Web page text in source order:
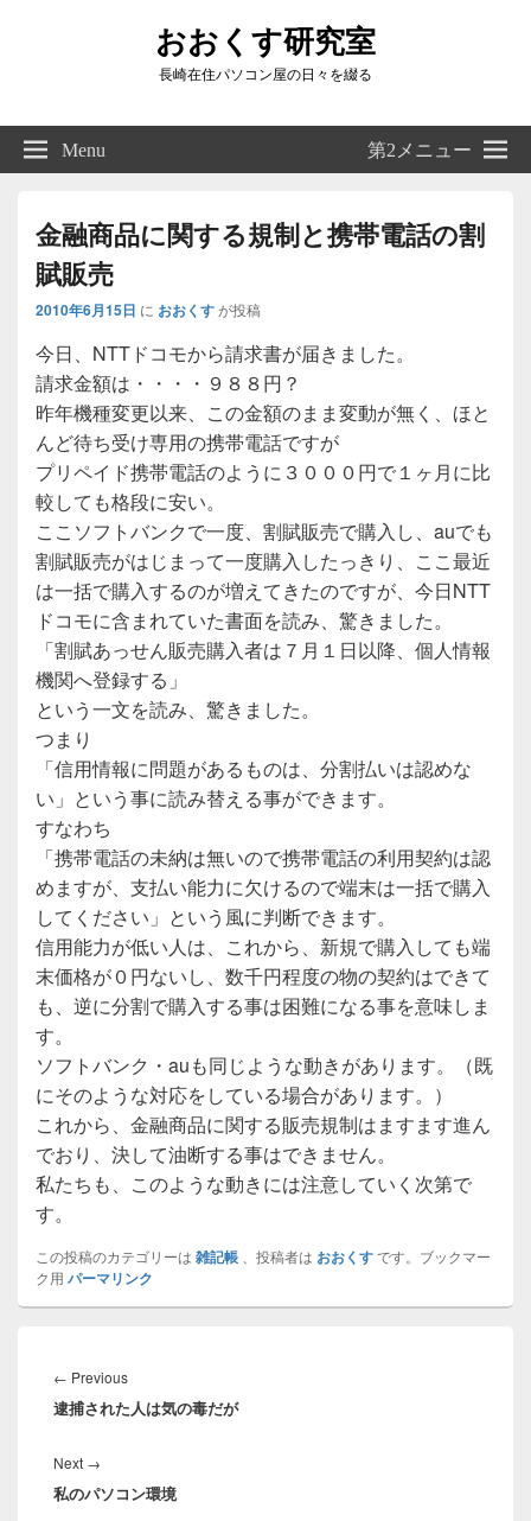
おおくす研究室
長崎在住パソコン屋の日々を綴る
Right
Sidebar
Widget
Menu 第2メニュー
金融商品に関する規制と携帯電話の割
賦販売
2010年6月15日 に おおくすが投稿
今日、NTTドコモから請求書が届きました。
請求金額は・・・・９８８円？
昨年機種変更以来、この金額のまま変動が無く、ほと
んど待ち受け専用の携帯電話ですが
プリペイド携帯電話のように３０００円で１ヶ月に比
較しても格段に安い。
ここソフトバンクで一度、割賦販売で購入し、auでも
割賦販売がはじまって一度購入したっきり、ここ最近
は一括で購入するのが増えてきたのですが、今日NTT
ドコモに含まれていた書面を読み、驚きました。
「割賦あっせん販売購入者は７月１日以降、個人情報
機関へ登録する」
という一文を読み、驚きました。
つまり
「信用情報に問題があるものは、分割払いは認めな
い」という事に読み替える事ができます。
すなわち
「携帯電話の未納は無いので携帯電話の利用契約は認
めますが、支払い能力に欠けるので端末は一括で購入
してください」という風に判断できます。
信用能力が低い人は、これから、新規で購入しても端
末価格が０円ないし、数千円程度の物の契約はできて
も、逆に分割で購入する事は困難になる事を意味しま
す。
ソフトバンク・auも同じような動きがあります。（既
にそのような対応をしている場合があります。）
これから、金融商品に関する販売規制はますます進ん
でおり、決して油断する事はできません。
私たちも、このような動きには注意していく次第で
す。
この投稿のカテゴリーは 雑記帳 、投稿者は おおくすです。ブックマー
ク用 パーマリンク
稿
ナ
ゲ
ー
シ
← PreviousPrevious
post:
逮捕された人は気の毒だが
Next →
post:
私のパソコン環境